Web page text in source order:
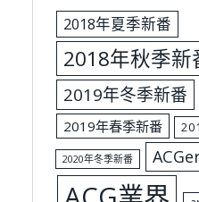
2018年夏季新番
2018年秋季新
2019年冬季新番
2019年春季新番
2020年冬季新番